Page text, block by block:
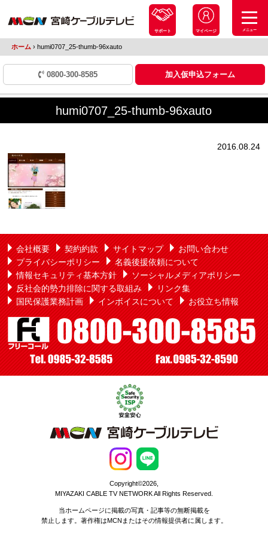
サポート マイページ メニュー
ホーム ›humi0707_25-thumb-96xauto
0800-300-8585 加入仮申込フォーム
humi0707_25-thumb-96xauto
2016.08.24
会社概要 契約約款 サイトマップ
お問い合わせ
プライバシーポリシー
名義後援依頼について
情報セキュリティ基本方針
ソーシャルメディアポリシー
反社会的勢力排除に関する取組み
リンク集
国民保護業務計画
インボイスについて お役立ち情報
Copyright©2026,
MIYAZAKI CABLE TV NETWORK All Rights Reserved.
当ホームページに掲載の写真・記事等の無断掲載を
禁止します。著作権はMCNまたはその情報提供者に属します。